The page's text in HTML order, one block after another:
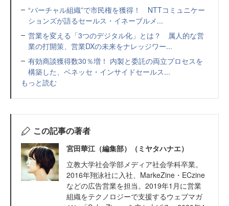
“バーチャル組織”で市民権を獲得！ NTTコミュニケー
ションズが語るセールス・イネーブルメ...
営業を変える「3つのデジタル化」とは？ 属人的な営
業の打開策、営業DXの未来をナレッジワー...
有効商談獲得数30％増！ 内製と委託の両立プロセスを
構築した、ベネッセ・インサイドセールス...
もっと読む
この記事の著者
宮田華江（編集部）（ミヤタハナエ）
立教大学社会学部メディア社会学科卒業。
2016年翔泳社に入社、MarkeZine・ECzine
などの広告営業を担当。2019年1月に営業
組織をテクノロジーで支援するウェブマガ